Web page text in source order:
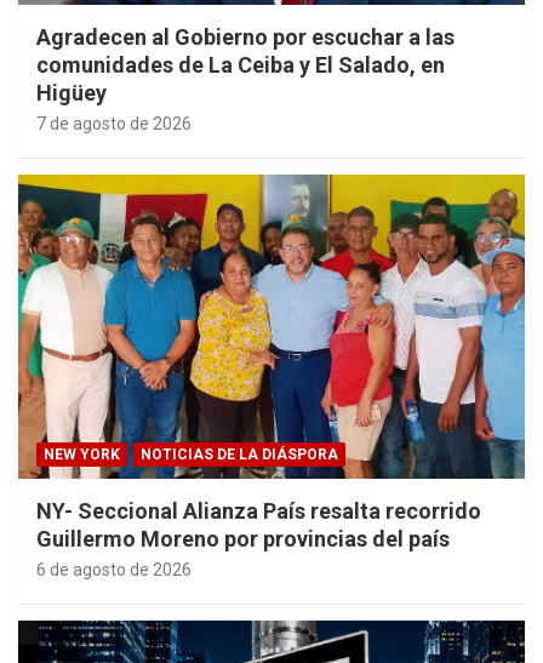
Agradecen al Gobierno por escuchar a las
comunidades de La Ceiba y El Salado, en
Higüey
7 de agosto de 2026
NEW YORK NOTICIAS DE LA DIÁSPORA
NY- Seccional Alianza País resalta recorrido
Guillermo Moreno por provincias del país
6 de agosto de 2026